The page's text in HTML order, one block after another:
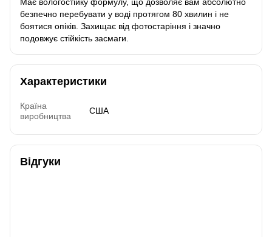
безпечно перебувати у воді протягом 80 хвилин і не
боятися опіків. Захищає від фотостаріння і значно
подовжує стійкість засмаги.
Характеристики
Країна
виробництва
США
Відгуки